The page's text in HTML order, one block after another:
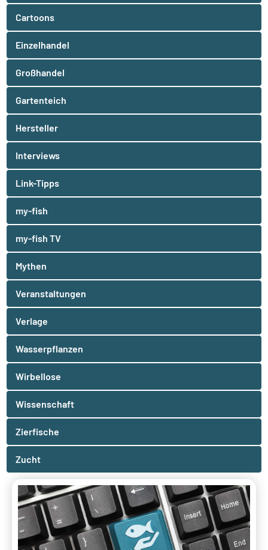
Cartoons
Einzelhandel
Großhandel
Gartenteich
Hersteller
Interviews
Link-Tipps
my-fish
my-fish TV
Mythen
Veranstaltungen
Verlage
Wasserpflanzen
Wirbellose
Wissenschaft
Zierfische
Zucht